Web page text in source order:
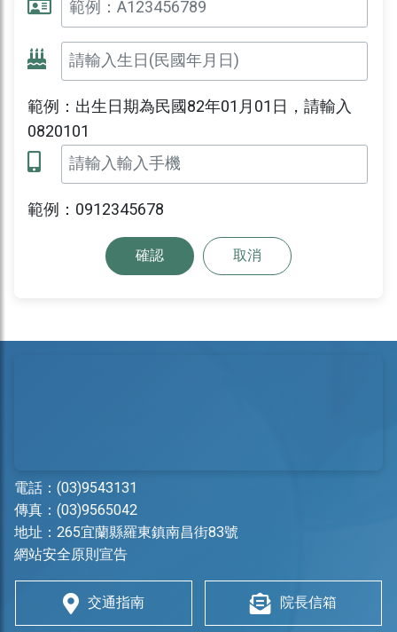
範例：出生日期為民國82年01月01日，請輸入
0820101
範例：0912345678
確認 取消
電話： (03)9543131
傳真：(03)9565042
地址： 265宜蘭縣羅東鎮南昌街83號
網站安全原則宣告
交通指南 院長信箱